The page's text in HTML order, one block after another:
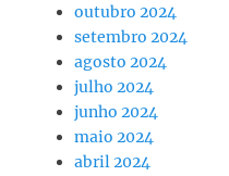
outubro 2024
setembro 2024
agosto 2024
julho 2024
junho 2024
maio 2024
abril 2024